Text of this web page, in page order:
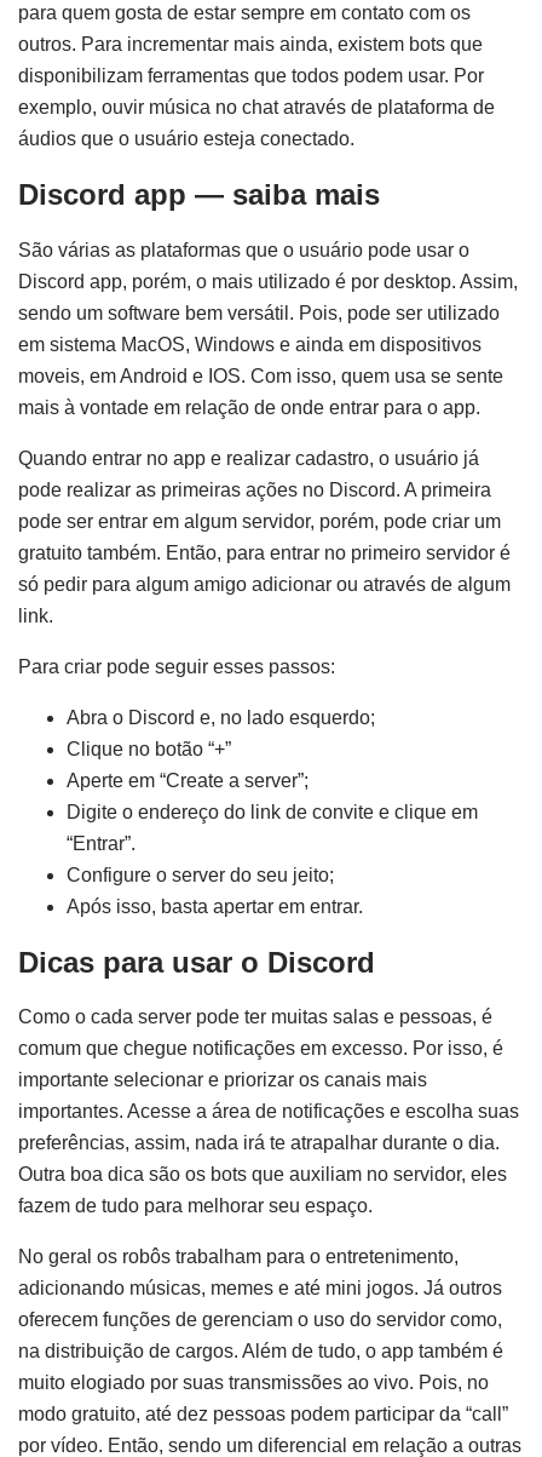
para quem gosta de estar sempre em contato com os
outros. Para incrementar mais ainda, existem bots que
disponibilizam ferramentas que todos podem usar. Por
exemplo, ouvir música no chat através de plataforma de
áudios que o usuário esteja conectado.
Discord app — saiba mais
São várias as plataformas que o usuário pode usar o
Discord app, porém, o mais utilizado é por desktop. Assim,
sendo um software bem versátil. Pois, pode ser utilizado
em sistema MacOS, Windows e ainda em dispositivos
moveis, em Android e IOS. Com isso, quem usa se sente
mais à vontade em relação de onde entrar para o app.
Quando entrar no app e realizar cadastro, o usuário já
pode realizar as primeiras ações no Discord. A primeira
pode ser entrar em algum servidor, porém, pode criar um
gratuito também. Então, para entrar no primeiro servidor é
só pedir para algum amigo adicionar ou através de algum
link.
Para criar pode seguir esses passos:
Abra o Discord e, no lado esquerdo;
Clique no botão “+”
Aperte em “Create a server”;
Digite o endereço do link de convite e clique em
“Entrar”.
Configure o server do seu jeito;
Após isso, basta apertar em entrar.
Dicas para usar o Discord
Como o cada server pode ter muitas salas e pessoas, é
comum que chegue notificações em excesso. Por isso, é
importante selecionar e priorizar os canais mais
importantes. Acesse a área de notificações e escolha suas
preferências, assim, nada irá te atrapalhar durante o dia.
Outra boa dica são os bots que auxiliam no servidor, eles
fazem de tudo para melhorar seu espaço.
No geral os robôs trabalham para o entretenimento,
adicionando músicas, memes e até mini jogos. Já outros
oferecem funções de gerenciam o uso do servidor como,
na distribuição de cargos. Além de tudo, o app também é
muito elogiado por suas transmissões ao vivo. Pois, no
modo gratuito, até dez pessoas podem participar da “call”
por vídeo. Então, sendo um diferencial em relação a outras